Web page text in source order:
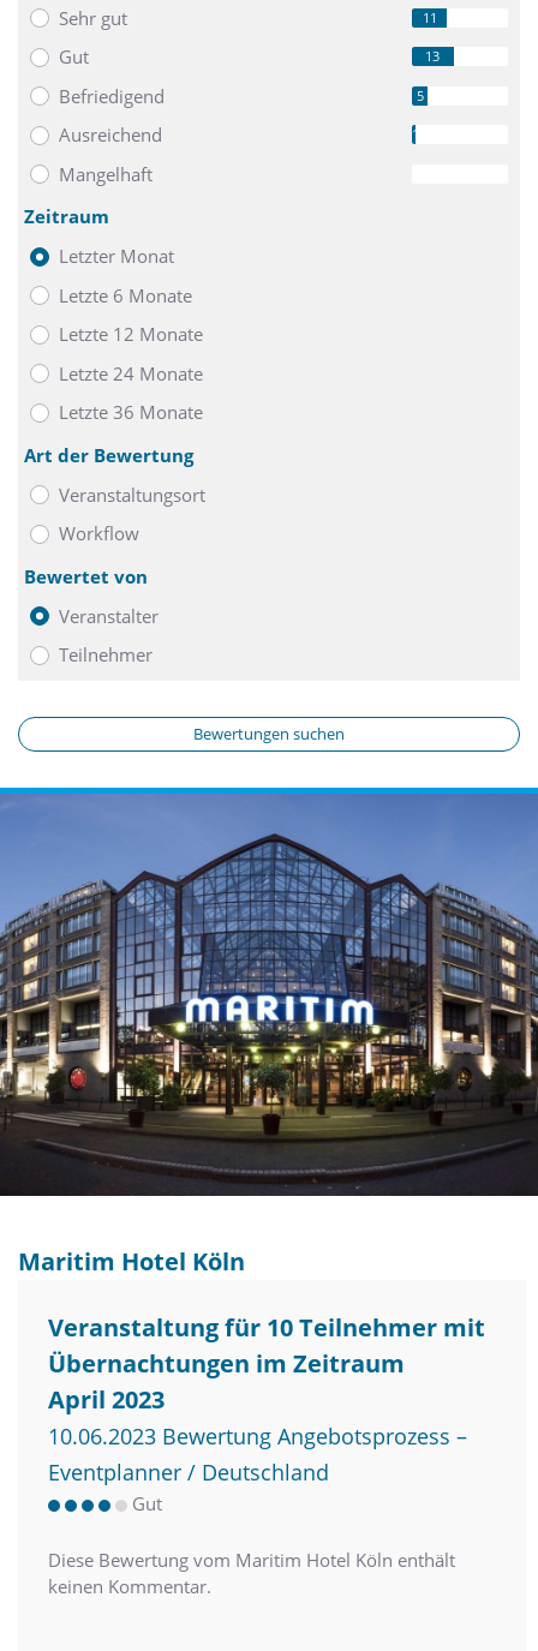
Sehr gut 11
Gut 13
Befriedigend 5
Ausreichend 1
Mangelhaft
Zeitraum
Letzter Monat
Letzte 6 Monate
Letzte 12 Monate
Letzte 24 Monate
Letzte 36 Monate
Art der Bewertung
Veranstaltungsort
Workflow
Bewertet von
Veranstalter
Teilnehmer
Bewertungen suchen
Maritim Hotel Köln
Veranstaltung für 10 Teilnehmer mit
Übernachtungen im Zeitraum
April 2023
10.06.2023 Bewertung Angebotsprozess –
Eventplanner / Deutschland
Gut
Diese Bewertung vom Maritim Hotel Köln enthält
keinen Kommentar.